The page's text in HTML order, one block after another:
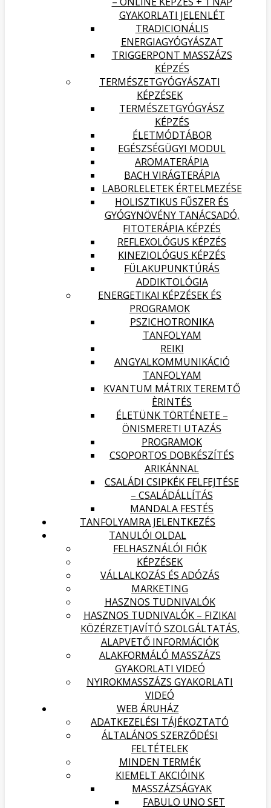
GYAKORLATI JELENLÉT
TRADICIONÁLIS
ENERGIAGYÓGYÁSZAT
TRIGGERPONT MASSZÁZS
KÉPZÉS
TERMÉSZETGYÓGYÁSZATI
KÉPZÉSEK
TERMÉSZETGYÓGYÁSZ
KÉPZÉS
ÉLETMÓDTÁBOR
EGÉSZSÉGÜGYI MODUL
AROMATERÁPIA
BACH VIRÁGTERÁPIA
LABORLELETEK ÉRTELMEZÉSE
HOLISZTIKUS FŰSZER ÉS
GYÓGYNÖVÉNY TANÁCSADÓ,
FITOTERÁPIA KÉPZÉS
REFLEXOLÓGUS KÉPZÉS
KINEZIOLÓGUS KÉPZÉS
FÜLAKUPUNKTÚRÁS
ADDIKTOLÓGIA
ENERGETIKAI KÉPZÉSEK ÉS
PROGRAMOK
PSZICHOTRONIKA
TANFOLYAM
REIKI
ANGYALKOMMUNIKÁCIÓ
TANFOLYAM
KVANTUM MÁTRIX TEREMTŐ
ÈRINTÉS
ÉLETÜNK TÖRTÉNETE –
ÖNISMERETI UTAZÁS
PROGRAMOK
CSOPORTOS DOBKÉSZÍTÉS
ARIKÁNNAL
CSALÁDI CSIPKÉK FELFEJTÉSE
– CSALÁDÁLLÍTÁS
MANDALA FESTÉS
TANFOLYAMRA JELENTKEZÉS
TANULÓI OLDAL
FELHASZNÁLÓI FIÓK
KÉPZÉSEK
VÁLLALKOZÁS ÉS ADÓZÁS
MARKETING
HASZNOS TUDNIVALÓK
HASZNOS TUDNIVALÓK – FIZIKAI
KÖZÉRZETJAVÍTÓ SZOLGÁLTATÁS,
ALAPVETŐ INFORMÁCIÓK
ALAKFORMÁLÓ MASSZÁZS
GYAKORLATI VIDEÓ
NYIROKMASSZÁZS GYAKORLATI
VIDEÓ
WEB ÁRUHÁZ
ADATKEZELÉSI TÁJÉKOZTATÓ
ÁLTALÁNOS SZERZŐDÉSI
FELTÉTELEK
MINDEN TERMÉK
KIEMELT AKCIÓINK
MASSZÁZSÁGYAK
FABULO UNO SET